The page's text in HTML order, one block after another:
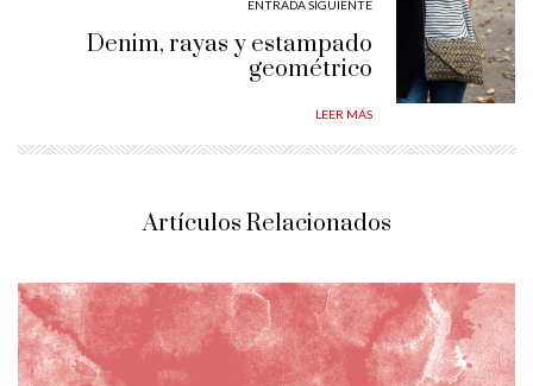
ENTRADA SIGUIENTE
Denim, rayas y estampado
geométrico
LEER MÁS
Artículos Relacionados